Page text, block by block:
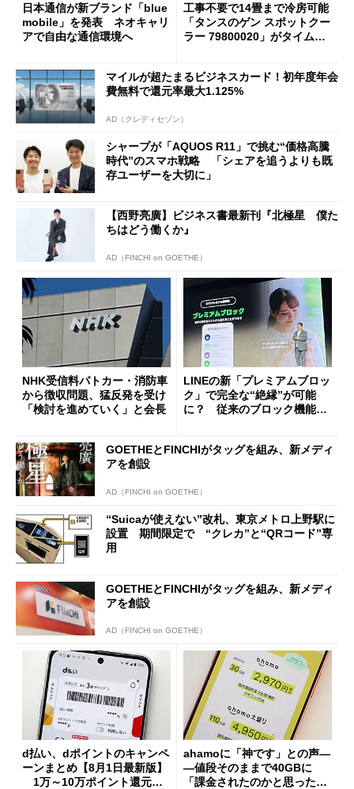
日本通信が新ブランド「blue
mobile」を発表 ネオキャリ
アで自由な通信環境へ
工事不要で14畳まで冷房可能
「タンスのゲン スポットクー
ラー 79800020」がタイムセ
マイルが超たまるビジネスカード！初年度年会
費無料で還元率最大1.125%
AD（クレディセゾン）
シャープが「AQUOS R11」で挑む“価格高騰
時代”のスマホ戦略 「シェアを追うよりも既
存ユーザーを大切に」
【西野亮廣】ビジネス書最新刊『北極星 僕た
ちはどう働くか』
AD（FINCHI on GOETHE）
NHK受信料パトカー・消防車
から徴収問題、猛反発を受け
「検討を進めていく」と会長
LINEの新「プレミアムブロッ
ク」で完全な“絶縁”が可能
に？ 従来のブロック機能と
GOETHEとFINCHIがタッグを組み、新メディ
アを創設
AD（FINCHI on GOETHE）
“Suicaが使えない”改札、東京メトロ上野駅に
設置 期間限定で “クレカ”と“QRコード”専
用
GOETHEとFINCHIがタッグを組み、新メディ
アを創設
AD（FINCHI on GOETHE）
d払い、dポイントのキャンペ
ーンまとめ【8月1日最新版】
1万～10万ポイント還元の
ahamoに「神です」との声―
―値段そのままで40GBに
「課金されたのかと思った」